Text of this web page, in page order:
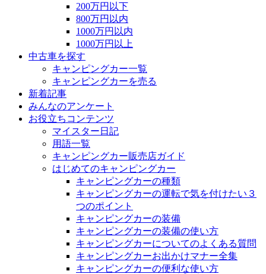
200万円以下
800万円以内
1000万円以内
1000万円以上
中古車を探す
キャンピングカー一覧
キャンピングカーを売る
新着記事
みんなのアンケート
お役立ちコンテンツ
マイスター日記
用語一覧
キャンピングカー販売店ガイド
はじめてのキャンピングカー
キャンピングカーの種類
キャンピングカーの運転で気を付けたい３
つのポイント
キャンピングカーの装備
キャンピングカーの装備の使い方
キャンピングカーについてのよくある質問
キャンピングカーお出かけマナー全集
キャンピングカーの便利な使い方